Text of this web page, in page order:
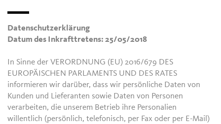
Datenschutzerklärung
Datum des Inkrafttretens: 25/05/2018
In Sinne der VERORDNUNG (EU) 2016/679 DES
EUROPÄISCHEN PARLAMENTS UND DES RATES
informieren wir darüber, dass wir persönliche Daten von
Kunden und Lieferanten sowie Daten von Personen
verarbeiten, die unserem Betrieb ihre Personalien
willentlich (persönlich, telefonisch, per Fax oder per E-Mail)